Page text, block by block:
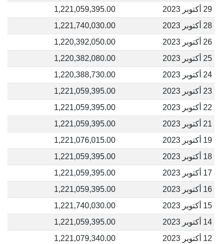
29 أكتوبر 2023
1,221,059,395.00
28 أكتوبر 2023
1,221,740,030.00
26 أكتوبر 2023
1,220,392,050.00
25 أكتوبر 2023
1,220,382,080.00
24 أكتوبر 2023
1,220,388,730.00
23 أكتوبر 2023
1,221,059,395.00
22 أكتوبر 2023
1,221,059,395.00
21 أكتوبر 2023
1,221,059,395.00
19 أكتوبر 2023
1,221,076,015.00
18 أكتوبر 2023
1,221,059,395.00
17 أكتوبر 2023
1,221,059,395.00
16 أكتوبر 2023
1,221,059,395.00
15 أكتوبر 2023
1,221,740,030.00
14 أكتوبر 2023
1,221,059,395.00
12 أكتوبر 2023
1,221,079,340.00